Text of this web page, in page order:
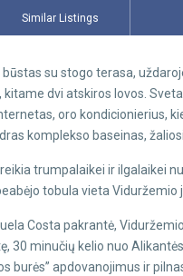
Similar Listings
būstas su stogo terasa,
kitame dvi atskiros lovos.
oro kondicionierius,
komplekso baseinas,
trumpalaikei ir ilgalaikei
tobula vieta Viduržemio
Costa pakrantė,
30 minučių kelio nuo
burės” apdovanojimus ir